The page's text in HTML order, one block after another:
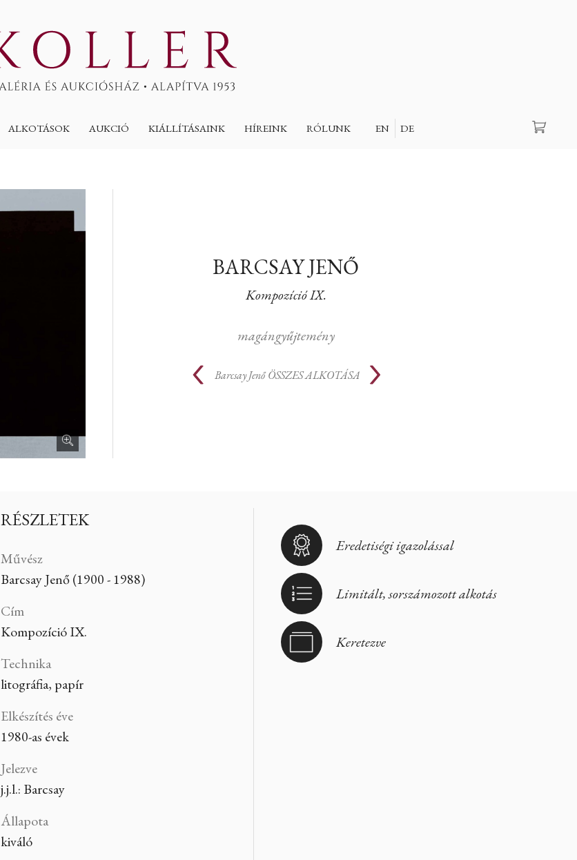
ALKOTÁSOK AUKCIÓ KIÁLLÍTÁSAINK HÍREINK RÓLUNK EN DE
Keresés
BARCSAY JENŐ
Kompozíció IX.
magángyűjtemény
Barcsay Jenő ÖSSZES ALKOTÁSA
RÉSZLETEK
Művész
Barcsay Jenő (1900 - 1988)
Cím
Kompozíció IX.
Technika
litográfia, papír
Elkészítés éve
1980-as évek
Jelezve
j.j.l.: Barcsay
Állapota
kiváló
Eredetiségi igazolással
Limitált, sorszámozott alkotás
Keretezve